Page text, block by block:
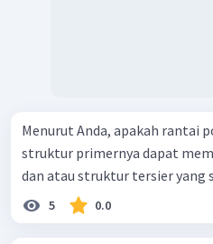
Menurut Anda, apakah rantai
struktur primernya dapat
dan atau struktur tersier yang
5 0.0